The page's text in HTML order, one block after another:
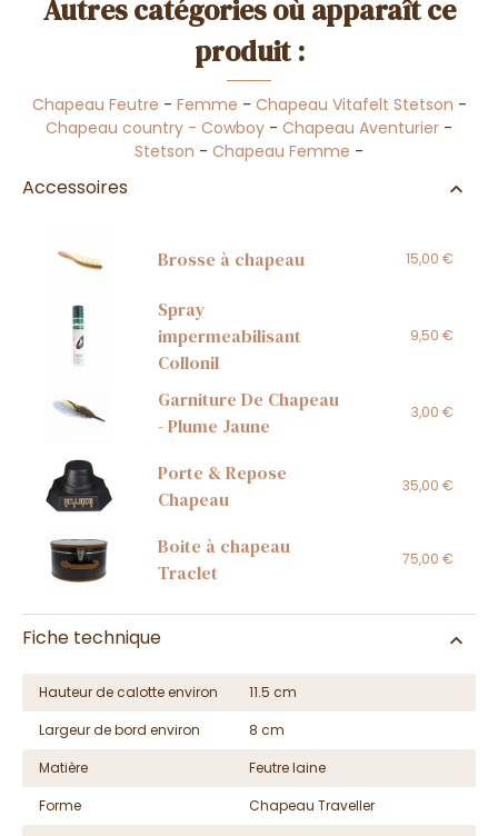
Autres catégories où apparaît ce
produit :
Chapeau Feutre - Femme - Chapeau Vitafelt Stetson -
Chapeau country - Cowboy - Chapeau Aventurier -
Stetson - Chapeau Femme -
Accessoires
Brosse à chapeau 15,00 €
Spray
impermeabilisant
Collonil
9,50 €
Garniture De Chapeau
- Plume Jaune
3,00 €
Porte & Repose
Chapeau
35,00 €
Boite à chapeau
Traclet
75,00 €
Fiche technique
Hauteur de calotte environ
11.5 cm
Largeur de bord environ
8 cm
Matière
Feutre laine
Forme
Chapeau Traveller